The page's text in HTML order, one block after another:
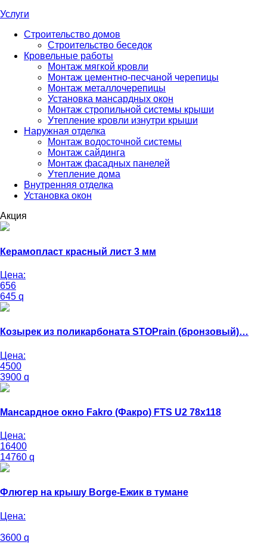
Услуги
Строительство домов
Строительство беседок
Кровельные работы
Монтаж мягкой кровли
Монтаж цементно-песчаной черепицы
Монтаж металлочерепицы
Установка мансардных окон
Монтаж стропильной системы крыши
Утепление кровли изнутри крыши
Наружная отделка
Монтаж водосточной системы
Монтаж сайдинга
Монтаж фасадных панелей
Утепление дома
Внутренняя отделка
Установка окон
Акция
Керамопласт красный лист 3 мм
Цена:
656
645 q
Козырек из поликарбоната STOPrain (бронзовый)…
Цена:
4500
3900 q
Мансардное окно Fakro (Факро) FTS U2 78х118
Цена:
16400
14760 q
Флюгер на крышу Borge-Ежик в тумане
Цена:
3600 q